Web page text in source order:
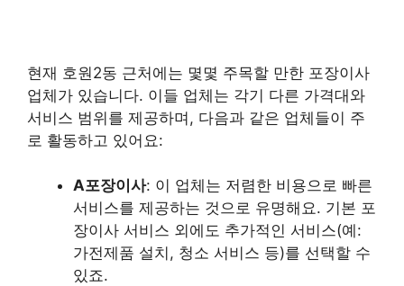
현재 호원2동 근처에는 몇몇 주목할 만한 포장이사
업체가 있습니다. 이들 업체는 각기 다른 가격대와
서비스 범위를 제공하며, 다음과 같은 업체들이 주
로 활동하고 있어요:
A포장이사: 이 업체는 저렴한 비용으로 빠른
서비스를 제공하는 것으로 유명해요. 기본 포
장이사 서비스 외에도 추가적인 서비스(예:
가전제품 설치, 청소 서비스 등)를 선택할 수
있죠.